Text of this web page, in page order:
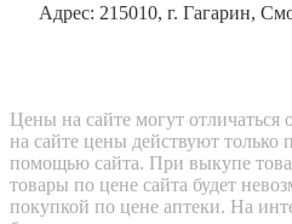
Адрес: 215010, г. Гагарин,
Цены на сайте могут отличаться
на сайте цены действуют только
помощью сайта. При выкупе
товары по цене сайта будет
покупкой по цене аптеки. На